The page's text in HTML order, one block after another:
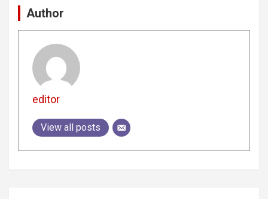
Author
editor
View all posts